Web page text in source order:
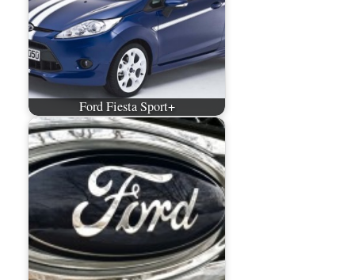
Ford Fiesta Sport+